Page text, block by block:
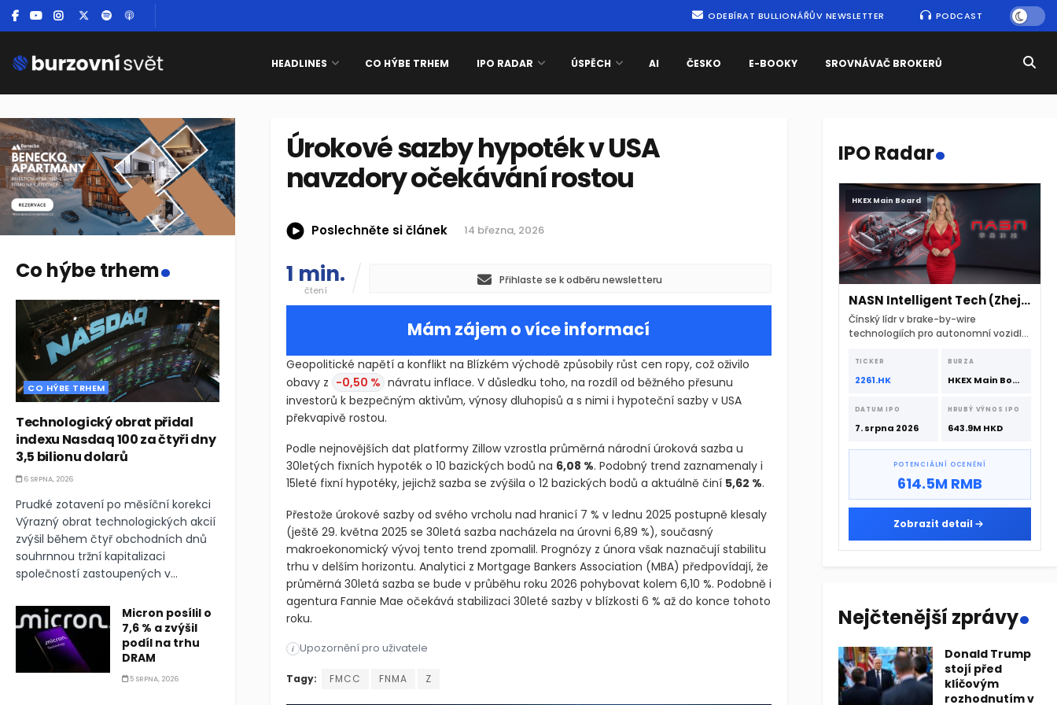
ODEBÍRAT BULLIONÁŘŮV NEWSLETTER PODCAST
HEADLINES CO HÝBE TRHEM IPO RADAR ÚSPĚCH AI ČESKO E-BOOKY SROVNÁVAČ BROKERŮ
Úrokové sazby hypoték v USA
navzdory očekávání rostou
Poslechněte si článek 14 března, 2026
1 min.
čtení
Přihlaste se k odběru newsletteru
Mám zájem o více informací
Geopolitické napětí a konflikt na Blízkém východě způsobily růst cen ropy, což oživilo
obavy z -0,50 % návratu inflace. V důsledku toho, na rozdíl od běžného přesunu
investorů k bezpečným aktivům, výnosy dluhopisů a s nimi i hypoteční sazby v USA
překvapivě rostou.
Podle nejnovějších dat platformy Zillow vzrostla průměrná národní úroková sazba u
30letých fixních hypoték o 10 bazických bodů na 6,08 %. Podobný trend zaznamenaly i
15leté fixní hypotéky, jejichž sazba se zvýšila o 12 bazických bodů a aktuálně činí 5,62 %.
Přestože úrokové sazby od svého vrcholu nad hranicí 7 % v lednu 2025 postupně klesaly
(ještě 29. května 2025 se 30letá sazba nacházela na úrovni 6,89 %), současný
makroekonomický vývoj tento trend zpomalil. Prognózy z února však naznačují stabilitu
trhu v delším horizontu. Analytici z Mortgage Bankers Association (MBA) předpovídají, že
průměrná 30letá sazba se bude v průběhu roku 2026 pohybovat kolem 6,10 %. Podobně i
agentura Fannie Mae očekává stabilizaci 30leté sazby v blízkosti 6 % až do konce tohoto
roku.
Geopolitické napětí a konflikt na Blízkém východě způsobily růst cen ropy, což oživilo obavy z ​ návratu inflace. V důsledku toho, na rozdíl
i Upozornění pro uživatele
Geopolitické napětí a konflikt na Blízkém východě způsobily růst cen ropy, což oživilo obavy z ​ návratu inflace. V důsledku toho, na rozdíl
Tagy: FMCC FNMA Z
Co hýbe trhem.
CO HÝBE TRHEM
Technologický obrat přidal
indexu Nasdaq 100 za čtyři dny
3,5 bilionu dolarů
6 SRPNA, 2026
Prudké zotavení po měsíční korekci
Výrazný obrat technologických akcií
zvýšil během čtyř obchodních dnů
souhrnnou tržní kapitalizaci
společností zastoupených v...
Micron posílil o
7,6 % a zvýšil
podíl na trhu
DRAM
5 SRPNA, 2026
IPO Radar.
HKEX Main Board
NASN Intelligent Tech (Zhejiang)
Čínský lídr v brake-by-wire
technologiích pro autonomní vozidla
srpna 2026 s podporou CATL a
Hillhouse Investment.
TICKER
2261.HK
BURZA
HKEX Main Board
DATUM IPO
7. srpna 2026
HRUBÝ VÝNOS IPO
643.9M HKD
POTENCIÁLNÍ OCENĚNÍ
614.5M RMB
Zobrazit detail
Nejčtenější zprávy.
Donald Trump
stojí před
klíčovým
rozhodnutím v